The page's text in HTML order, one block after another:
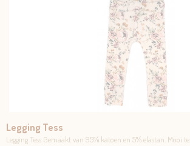
Legging Tess
Legging Tess Gemaakt van 95% katoen en 5% elastan. Mooi te…